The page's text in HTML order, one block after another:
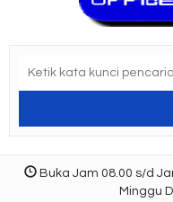
Buka Jam 08.00 s/d
Minggu